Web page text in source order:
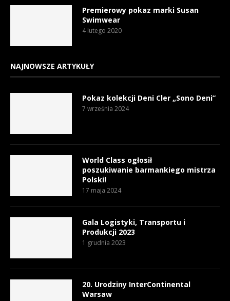
Premierowy pokaz marki Susan
Swimwear
4 lutego 2020
NAJNOWSZE ARTYKUŁY
Pokaz kolekcji Deni Cler „Sono Deni”
7 września 2024
World Class ogłosił
poszukiwanie barmankiego mistrza
Polski!
17 maja 2024
Gala Logistyki, Transportu i
Produkcji 2023
1 grudnia 2023
20. Urodziny InterContinental
Warsaw